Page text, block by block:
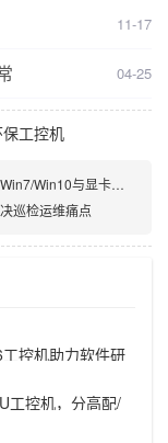
11-17
04-25
工控机
与显卡扩展需求
巡检运维痛点
控机助力软件研
工控机，分高配/